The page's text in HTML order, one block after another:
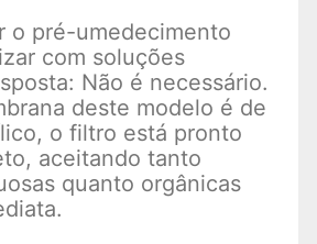
o pré-umedecimento
com soluções
Não é necessário.
deste modelo é de
o filtro está pronto
aceitando tanto
quanto orgânicas